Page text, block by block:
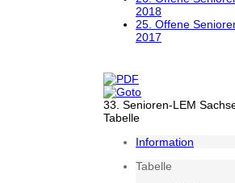
2018
25. Offene
2017
33. Senioren-LEM
Tabelle
Information
Tabelle